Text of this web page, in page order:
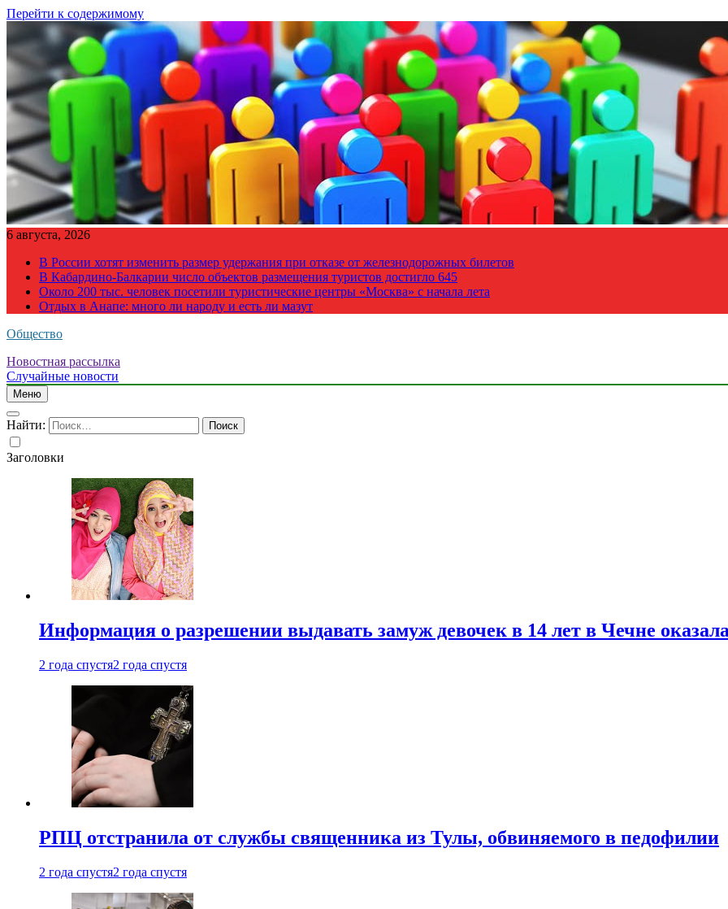
Перейти к содержимому
6 августа, 2026
В России хотят изменить размер удержания при отказе от железнодорожных билетов
В Кабардино-Балкарии число объектов размещения туристов достигло 645
Около 200 тыс. человек посетили туристические центры «Москва» с начала лета
Отдых в Анапе: много ли народу и есть ли мазут
Общество
Новостная рассылка
Случайные новости
Меню
Найти:
Заголовки
Информация о разрешении выдавать замуж девочек в 14 лет в Чечне
2 года спустя2 года спустя
РПЦ отстранила от службы священника из Тулы, обвиняемого в педофилии
2 года спустя2 года спустя